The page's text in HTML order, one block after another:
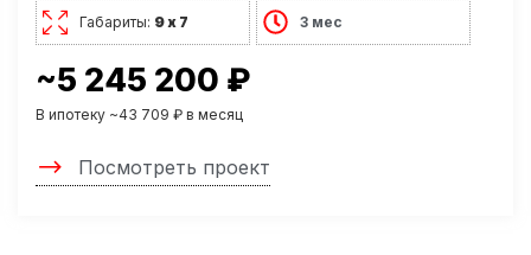
Габариты: 9 х 7 3 мес
~5 245 200 ₽
В ипотеку ~43 709 ₽ в месяц
Посмотреть проект